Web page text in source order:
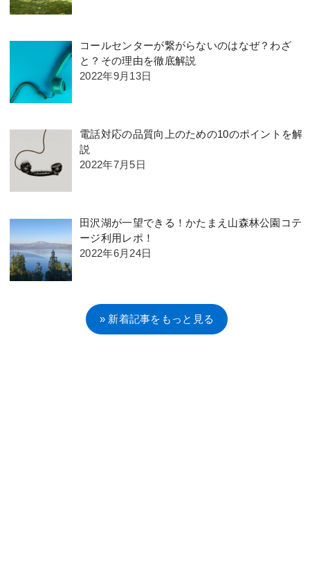
コールセンターが繋がらないのはなぜ？わざ
と？その理由を徹底解説
2022年9月13日
電話対応の品質向上のための10のポイントを解
説
2022年7月5日
田沢湖が一望できる！かたまえ山森林公園コテ
ージ利用レポ！
2022年6月24日
» 新着記事をもっと見る